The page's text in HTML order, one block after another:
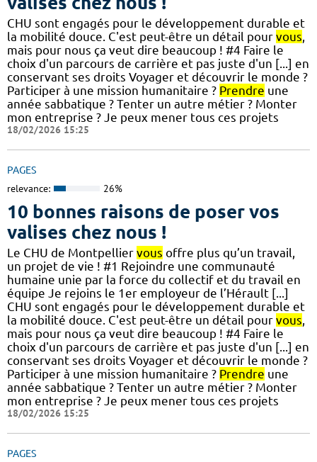
CHU sont engagés pour le développement durable et
la mobilité douce. C'est peut-être un détail pour vous
mais pour nous ça veut dire beaucoup ! #4 Faire le
choix d'un parcours de carrière et pas juste d'un [...] en
conservant ses droits Voyager et découvrir le monde ?
Participer à une mission humanitaire ? Prendre une
année sabbatique ? Tenter un autre métier ? Monter
mon entreprise ? Je peux mener tous ces projets
18/02/2026 15:25
PAGES
relevance: 26%
10 bonnes raisons de poser vos
valises chez nous !
Le CHU de Montpellier vous offre plus qu’un travail,
un projet de vie ! #1 Rejoindre une communauté
humaine unie par la force du collectif et du travail en
équipe Je rejoins le 1er employeur de l’Hérault [...]
CHU sont engagés pour le développement durable et
la mobilité douce. C'est peut-être un détail pour vous,
mais pour nous ça veut dire beaucoup ! #4 Faire le
choix d'un parcours de carrière et pas juste d'un [...] en
conservant ses droits Voyager et découvrir le monde ?
Participer à une mission humanitaire ? Prendre une
année sabbatique ? Tenter un autre métier ? Monter
mon entreprise ? Je peux mener tous ces projets
18/02/2026 15:25
PAGES